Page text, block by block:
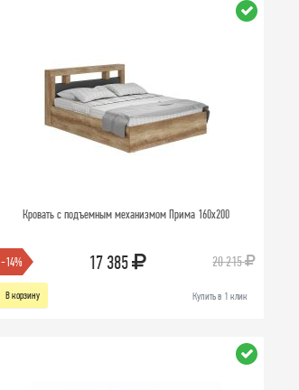
Кровать с подъемным механизмом Прима 160х200
-14% 17 385 20 215
В корзину Купить в 1 клик